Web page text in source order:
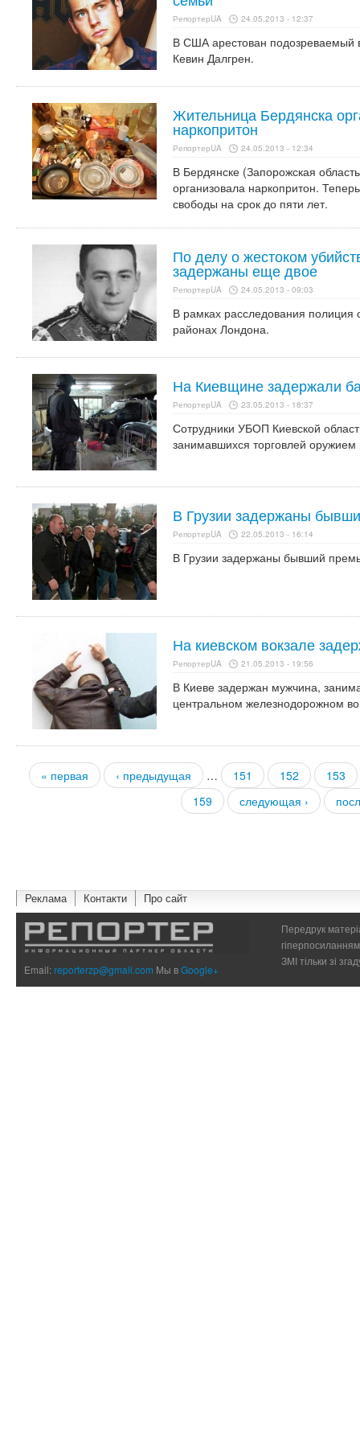
РепортерUA 24.05.2013 - 12:37
В США арестован подозреваемый
Кевин Далгрен.
Жительница Бердянска
наркопритон
РепортерUA 24.05.2013 - 12:34
В Бердянске (Запорожская
организовала наркопритон.
свободы на срок до пяти лет.
По делу о жестоком
задержаны еще двое
РепортерUA 24.05.2013 - 09:03
В рамках расследования
районах Лондона.
На Киевщине задержали
РепортерUA 23.05.2013 - 18:37
Сотрудники УБОП Киевской
занимавшихся торговлей оружием
В Грузии задержаны
РепортерUA 22.05.2013 - 16:14
В Грузии задержаны бывший
На киевском вокзале
РепортерUA 21.05.2013 - 19:56
В Киеве задержан мужчина,
центральном железнодорожном
Страницы
« первая ‹ предыдущая … 151 152
153
159
следующая ›
Реклама Контакти Про сайт
Email:reporterzp@gmail.com Мы вGoogle+
Передрук
ЗМІ тільки зі